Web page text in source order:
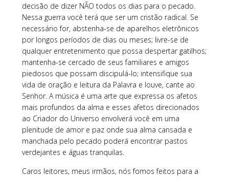
decisão de dizer NÃO todos os dias para o pecado.
Nessa guerra você terá que ser um cristão radical. Se
necessário for, abstenha-se de aparelhos eletrônicos
por longos períodos de dias ou meses; livre-se de
qualquer entretenimento que possa despertar gatilhos;
mantenha-se cercado de seus familiares e amigos
piedosos que possam discipulá-lo; intensifique sua
vida de oração e leitura da Palavra e louve, cante ao
Senhor. A música é uma arte que expressa os afetos
mais profundos da alma e esses afetos direcionados
ao Criador do Universo envolverá você em uma
plenitude de amor e paz onde sua alma cansada e
manchada pelo pecado poderá encontrar pastos
verdejantes e águas tranquilas.
Caros leitores, meus irmãos, nós fomos feitos para a